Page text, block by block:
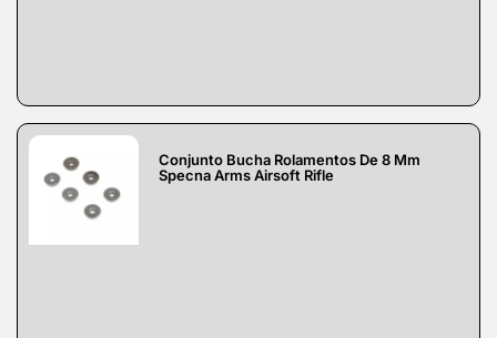
Conjunto Bucha Rolamentos De 8 Mm
Specna Arms Airsoft Rifle